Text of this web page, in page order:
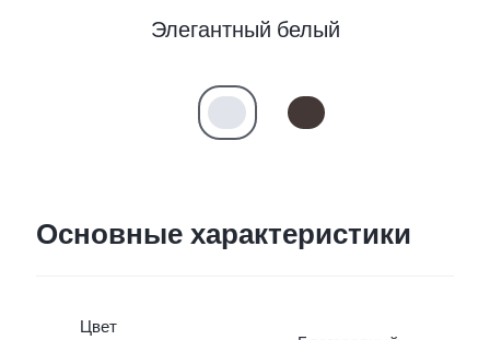
Элегантный белый
Основные характеристики
Цвет